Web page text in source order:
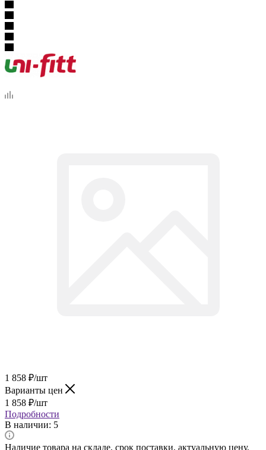
1 858 ₽/шт
Варианты цен
1 858 ₽/шт
Подробности
В наличии: 5
Наличие товара на складе, срок поставки, актуальную цену,